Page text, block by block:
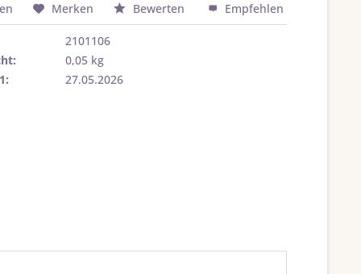
Merken Bewerten Empfehlen
2101106
0,05 kg
27.05.2026